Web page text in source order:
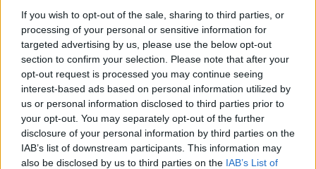
If you wish to opt-out of the sale, sharing to third parties, or
processing of your personal or sensitive information for
targeted advertising by us, please use the below opt-out
section to confirm your selection. Please note that after your
opt-out request is processed you may continue seeing
interest-based ads based on personal information utilized by
us or personal information disclosed to third parties prior to
your opt-out. You may separately opt-out of the further
disclosure of your personal information by third parties on the
IAB’s list of downstream participants. This information may
also be disclosed by us to third parties on the IAB’s List of
FRANCESETTI
ENRICO E C.
CARROZZERIA
LAGRANGE SNC
DI VIOLA
ANTONIO,
FRANZONELLO
non pervenuto Moncalieri
CARROZZERIA
TOGNA CAR
non pervenuto Serravalle Sesia